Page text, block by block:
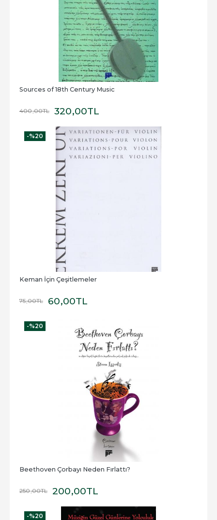
Sources of 18th Century Music
400,00TL 320,00TL
-%20
Keman İçin Çeşitlemeler
75,00TL 60,00TL
-%20
Beethoven Çorbayı Neden Fırlattı?
250,00TL 200,00TL
-%20